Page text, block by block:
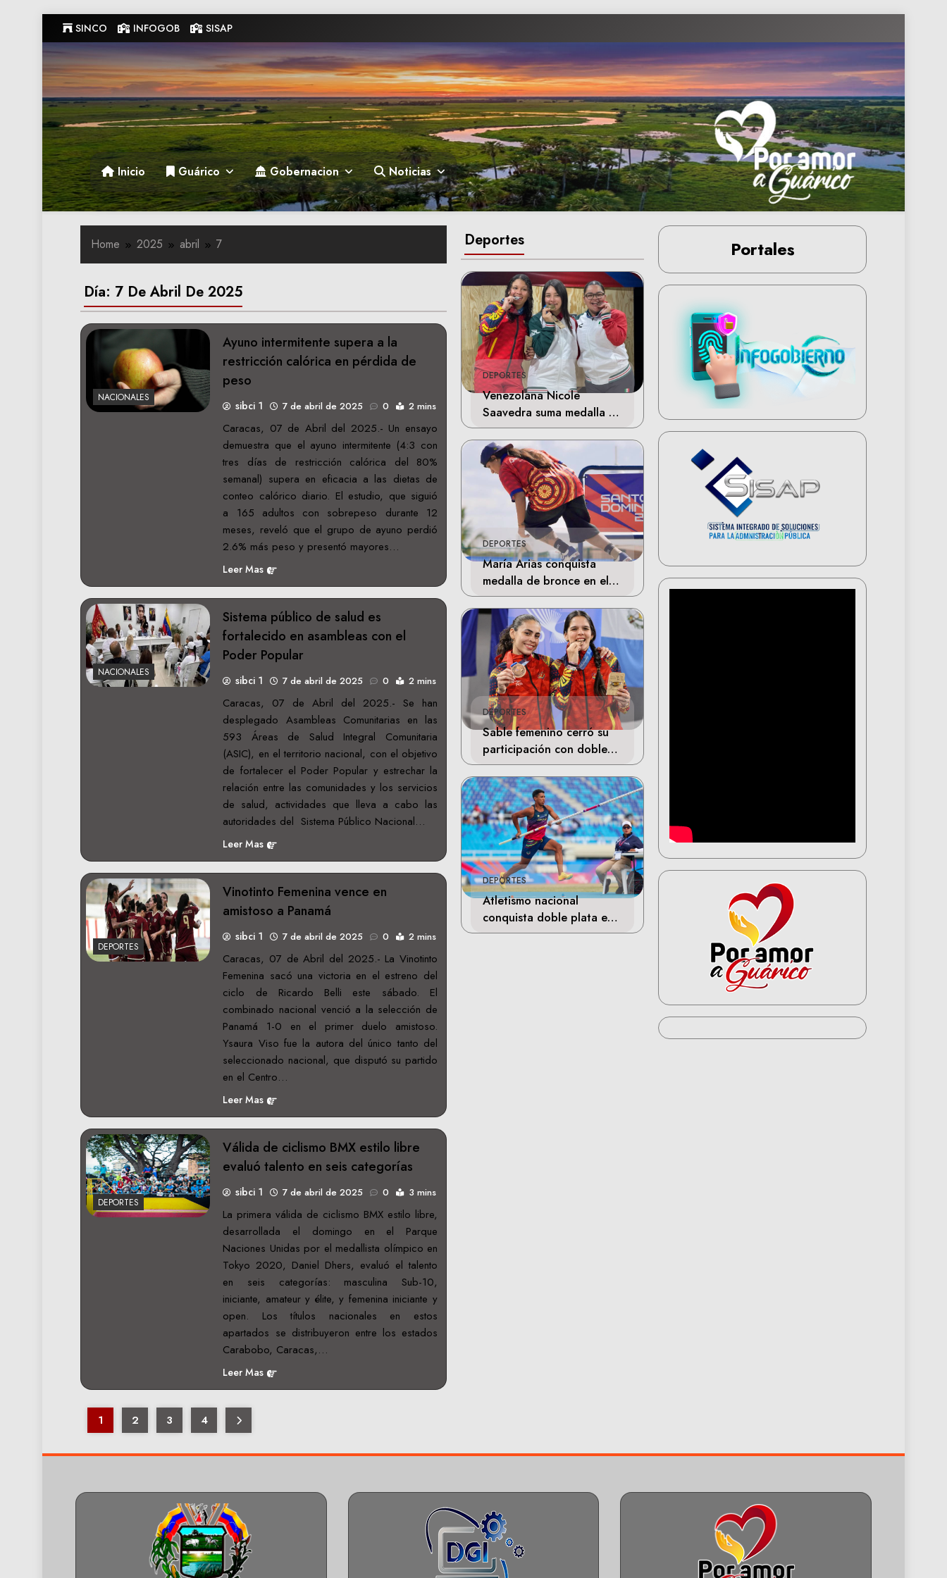
to
content
SINCO INFOGOB SISAP
Gobernacion de Guarico
Gobernacion de Guarico
Inicio Guárico Gobernacion Noticias
Deportes
DEPORTES
Venezolana Nicole
Saavedra suma medalla de
plata en la final de Tiro
Deportivo
DEPORTES
María Arias conquista
medalla de bronce en el
skateboarding de los
Juegos Centroamericanos
DEPORTES
Sable femenino cerró su
participación con doble
bronce en Santo Domingo
DEPORTES
Atletismo nacional
conquista doble plata en
Santo Domingo
Home 2025 abril 7
Día: 7 De Abril De 2025
NACIONALES
Ayuno intermitente supera a la
restricción calórica en pérdida de
peso
sibci 1 7 de abril de 2025 0 2 mins
Caracas, 07 de Abril del 2025.- Un ensayo
demuestra que el ayuno intermitente (4:3 con
tres días de restricción calórica del 80%
semanal) supera en eficacia a las dietas de
conteo calórico diario. El estudio, que siguió
a 165 adultos con sobrepeso durante 12
meses, reveló que el grupo de ayuno perdió
2.6% más peso y presentó mayores…
Leer Mas
NACIONALES
Sistema público de salud es
fortalecido en asambleas con el
Poder Popular
sibci 1 7 de abril de 2025 0 2 mins
Caracas, 07 de Abril del 2025.- Se han
desplegado Asambleas Comunitarias en las
593 Áreas de Salud Integral Comunitaria
(ASIC), en el territorio nacional, con el objetivo
de fortalecer el Poder Popular y estrechar la
relación entre las comunidades y los servicios
de salud, actividades que lleva a cabo las
autoridades del Sistema Público Nacional…
Leer Mas
DEPORTES
Vinotinto Femenina vence en
amistoso a Panamá
sibci 1 7 de abril de 2025 0 2 mins
Caracas, 07 de Abril del 2025.- La Vinotinto
Femenina sacó una victoria en el estreno del
ciclo de Ricardo Belli este sábado. El
combinado nacional venció a la selección de
Panamá 1-0 en el primer duelo amistoso.
Ysaura Viso fue la autora del único tanto del
seleccionado nacional, que disputó su partido
en el Centro…
Leer Mas
DEPORTES
Válida de ciclismo BMX estilo libre
evaluó talento en seis categorías
sibci 1 7 de abril de 2025 0 3 mins
La primera válida de ciclismo BMX estilo libre,
desarrollada el domingo en el Parque
Naciones Unidas por el medallista olímpico en
Tokyo 2020, Daniel Dhers, evaluó el talento
en seis categorías: masculina Sub-10,
iniciante, amateur y élite, y femenina iniciante y
open. Los títulos nacionales en estos
apartados se distribuyeron entre los estados
Carabobo, Caracas,…
Leer Mas
1 2 3 4
Portales